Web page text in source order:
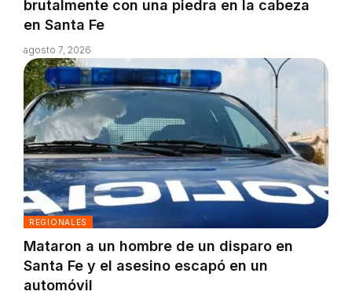
brutalmente con una piedra en la cabeza
en Santa Fe
agosto 7, 2026
REGIONALES
Mataron a un hombre de un disparo en
Santa Fe y el asesino escapó en un
automóvil